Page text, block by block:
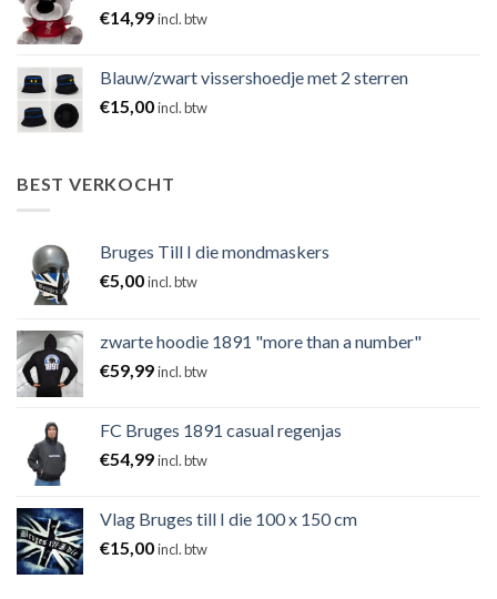
€14,99incl. btw
Blauw/zwart vissershoedje met 2 sterren
€15,00incl. btw
BEST VERKOCHT
Bruges Till I die mondmaskers
€5,00incl. btw
zwarte hoodie 1891 "more than a number"
€59,99incl. btw
FC Bruges 1891 casual regenjas
€54,99incl. btw
Vlag Bruges till I die 100 x 150 cm
€15,00incl. btw